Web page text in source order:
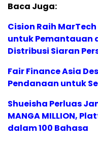
Baca Juga:
Cision Raih
untuk Pemantauan
Distribusi Siaran
Fair Finance Asia
Pendanaan untuk
Shueisha Perluas
MANGA MILLION,
dalam 100 Bahasa